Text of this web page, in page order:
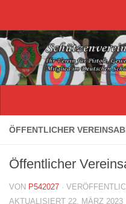
ÖFFENTLICHER
Öffentlicher
VON P542027 ·
AKTUALISIERT 22. MÄRZ 2023